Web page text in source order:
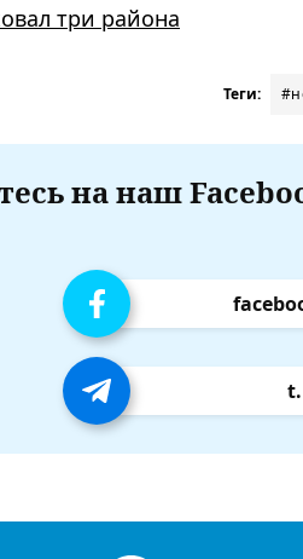
три района
Теги:
на наш